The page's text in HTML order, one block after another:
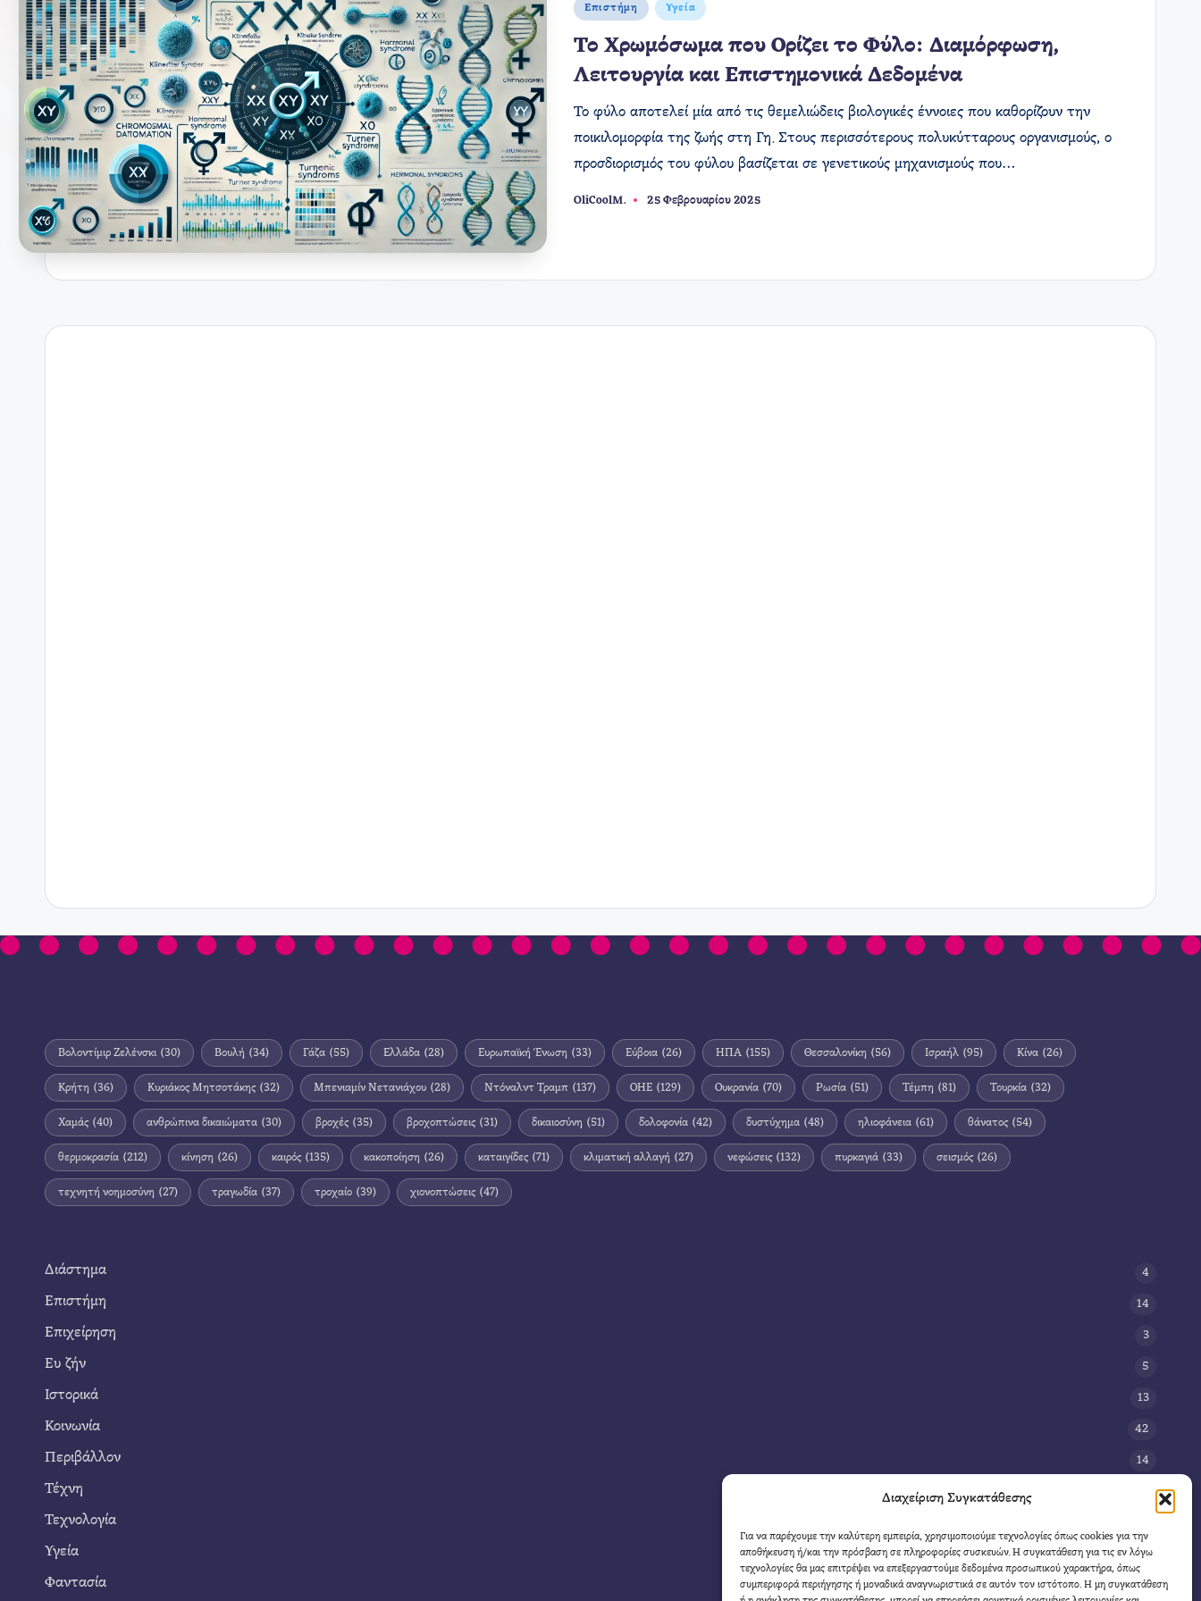
Διαχείριση Συγκατάθεσης
Για να παρέχουμε την καλύτερη εμπειρία, χρησιμοποιούμε τεχνολογίες όπως cookies για την
αποθήκευση ή/και την πρόσβαση σε πληροφορίες συσκευών. Η συγκατάθεση για τις εν λόγω
τεχνολογίες θα μας επιτρέψει να επεξεργαστούμε δεδομένα προσωπικού χαρακτήρα, όπως
συμπεριφορά περιήγησης ή μοναδικά αναγνωριστικά σε αυτόν τον ιστότοπο. Η μη συγκατάθεση
Αναρτήθηκε
Επιστήμη Υγεία
Το Χρωμόσωμα που Ορίζει το Φύλο: Διαμόρφωση,
Λειτουργία και Επιστημονικά Δεδομένα
Το φύλο αποτελεί μία από τις θεμελιώδεις βιολογικές έννοιες που καθορίζουν την
ποικιλομορφία της ζωής στη Γη. Στους περισσότερους πολυκύτταρους οργανισμούς, ο
προσδιορισμός του φύλου βασίζεται σε γενετικούς μηχανισμούς που…
Συγγραφέας:
OliCoolM. 25 Φεβρουαρίου 2025
Βολοντίμιρ Ζελένσκι (30) Βουλή (34) Γάζα (55) Ελλάδα (28) Ευρωπαϊκή Ένωση (33) Εύβοια (26) ΗΠΑ (155) Θεσσαλονίκη (56) Ισραήλ (95) Κίνα (26)
Κρήτη (36) Κυριάκος Μητσοτάκης (32) Μπενιαμίν Νετανιάχου (28) Ντόναλντ Τραμπ (137) ΟΗΕ (129) Ουκρανία (70) Ρωσία (51) Τέμπη (81) Τουρκία (32)
Χαμάς (40) ανθρώπινα δικαιώματα (30) βροχές (35) βροχοπτώσεις (31) δικαιοσύνη (51) δολοφονία (42) δυστύχημα (48) ηλιοφάνεια (61) θάνατος (54)
θερμοκρασία (212) κίνηση (26) καιρός (135) κακοποίηση (26) καταιγίδες (71) κλιματική αλλαγή (27) νεφώσεις (132) πυρκαγιά (33) σεισμός (26)
τεχνητή νοημοσύνη (27) τραγωδία (37) τροχαίο (39) χιονοπτώσεις (47)
Διάστημα 4
Επιστήμη 14
Επιχείρηση 3
Ευ ζήν 5
Ιστορικά 13
Κοινωνία 42
Περιβάλλον 14
Τέχνη
Τεχνολογία
Υγεία 11
Φαντασία 4